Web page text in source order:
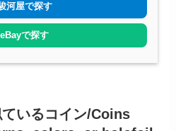
河屋で探す
eBayで探す
いるコイン/Coins